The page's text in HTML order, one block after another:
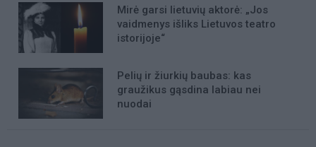
Mirė garsi lietuvių aktorė: „Jos
vaidmenys išliks Lietuvos teatro
istorijoje“
Pelių ir žiurkių baubas: kas
graužikus gąsdina labiau nei
nuodai